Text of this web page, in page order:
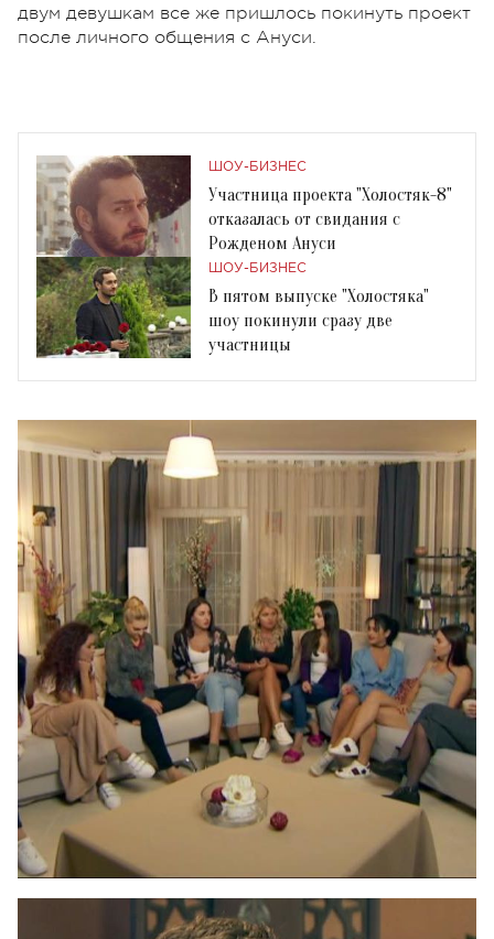
двум девушкам все же пришлось покинуть проект
после личного общения с Ануси.
ШОУ-БИЗНЕС
Участница проекта "Холостяк-8"
отказалась от свидания с
Рожденом Ануси
ШОУ-БИЗНЕС
В пятом выпуске "Холостяка"
шоу покинули сразу две
участницы